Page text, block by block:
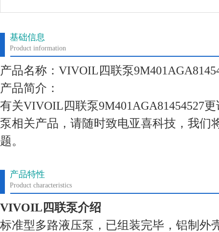
基础信息
Product information
产品名称：VIVOIL四联泵
产品简介：
有关VIVOIL四联泵9M401AGA81454527
泵相关产品，请随时致电亚喜科技，我们
题。
产品特性
Product characteristics
VIVOIL四联泵介绍
标准型多路液压泵，已组装完毕，铝制外